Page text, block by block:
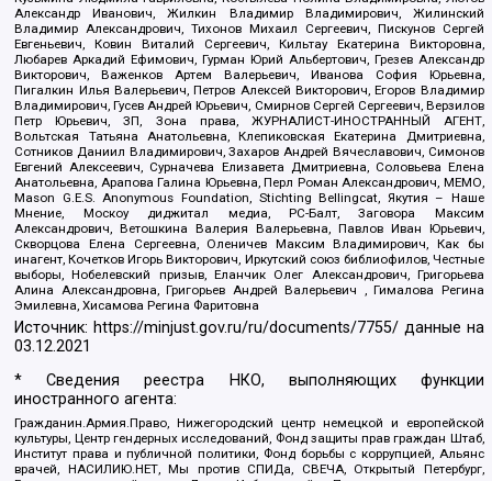
Александр Иванович, Жилкин Владимир Владимирович, Жилинский
Владимир Александрович, Тихонов Михаил Сергеевич, Пискунов Сергей
Евгеньевич, Ковин Виталий Сергеевич, Кильтау Екатерина Викторовна,
Любарев Аркадий Ефимович, Гурман Юрий Альбертович, Грезев Александр
Викторович, Важенков Артем Валерьевич, Иванова София Юрьевна,
Пигалкин Илья Валерьевич, Петров Алексей Викторович, Егоров Владимир
Владимирович, Гусев Андрей Юрьевич, Смирнов Сергей Сергеевич, Верзилов
Петр Юрьевич, ЗП, Зона права, ЖУРНАЛИСТ-ИНОСТРАННЫЙ АГЕНТ,
Вольтская Татьяна Анатольевна, Клепиковская Екатерина Дмитриевна,
Сотников Даниил Владимирович, Захаров Андрей Вячеславович, Симонов
Евгений Алексеевич, Сурначева Елизавета Дмитриевна, Соловьева Елена
Анатольевна, Арапова Галина Юрьевна, Перл Роман Александрович, МЕМО,
Mason G.E.S. Anonymous Foundation, Stichting Bellingcat, Якутия – Наше
Мнение, Москоу диджитал медиа, РС-Балт, Заговора Максим
Александрович, Ветошкина Валерия Валерьевна, Павлов Иван Юрьевич,
Скворцова Елена Сергеевна, Оленичев Максим Владимирович, Как бы
инагент, Кочетков Игорь Викторович, Иркутский союз библиофилов, Честные
выборы, Нобелевский призыв, Еланчик Олег Александрович, Григорьева
Алина Александровна, Григорьев Андрей Валерьевич , Гималова Регина
Эмилевна, Хисамова Регина Фаритовна
Источник: https://minjust.gov.ru/ru/documents/7755/ данные на
03.12.2021
* Сведения реестра НКО, выполняющих функции
иностранного агента:
Гражданин.Армия.Право, Нижегородский центр немецкой и европейской
культуры, Центр гендерных исследований, Фонд защиты прав граждан Штаб,
Институт права и публичной политики, Фонд борьбы с коррупцией, Альянс
врачей, НАСИЛИЮ.НЕТ, Мы против СПИДа, СВЕЧА, Открытый Петербург,